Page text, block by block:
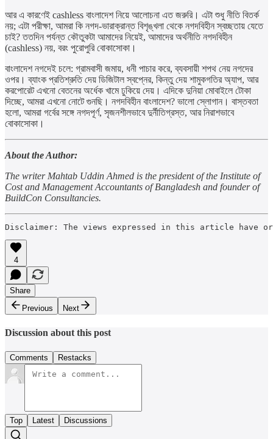
আর এ কারণেই cashless বাংলাদেশ নিয়ে আলোচনা এত জরুরি। এটা শুধু নীতি বিতর্ক
নয়; এটা পরীক্ষা, আমরা কি নগদ-ভারাক্রান্ত বিশৃঙ্খলা থেকে নগদবিহীন স্বচ্ছতায় যেতে
চাই? ততদিন পর্যন্ত কৌতুকটা আমাদের নিয়েই, আমাদের অর্থনীতি নগদবিহীন
(cashless) নয়, বরং পুরোপুরি বোকাসোকা।
বাংলাদেশ নগদেই চলে: গ্রামবাসী জমায়, ধনী পাচার করে, ব্যবসায়ী শপথ নেয় নগদের
ওপর। ব্যাংক প্রতিশ্রুতি দেয় ডিজিটাল স্বপ্নের, কিন্তু দেয় শামুকগতির অ্যাপ, আর
করপোরেট এখনো বেতনের অর্ধেক খামে ঢুকিয়ে দেয়। এদিকে দুনিয়া মোবাইলে টোকা
দিচ্ছে, আমরা এখনো নোটে গুনছি। নগদবিহীন বাংলাদেশ? ভালো স্লোগান। বাস্তবতা
হলো, আমরা গর্বের সঙ্গে নগদপূর্ণ, সৃজনশীলভাবে দুর্নীতিগ্রস্ত, আর নিরাশভাবে
বোকাসোকা।
About the Author:
The writer Mahtab Uddin Ahmed is the president of the Institute of
Cost and Management Accountants of Bangladesh and founder of
BuildCon Consultancies.
Disclaimer: The views expressed in this article have
4
Share
Previous
Next
Discussion about this post
Comments Restacks
Top Latest Discussions